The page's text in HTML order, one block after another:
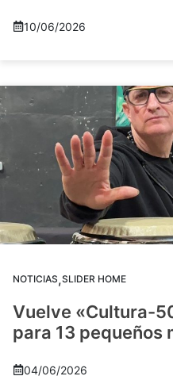
10/06/2026
NOTICIAS,SLIDER HOME
Vuelve «Cultura-
para 13 pequeños
04/06/2026